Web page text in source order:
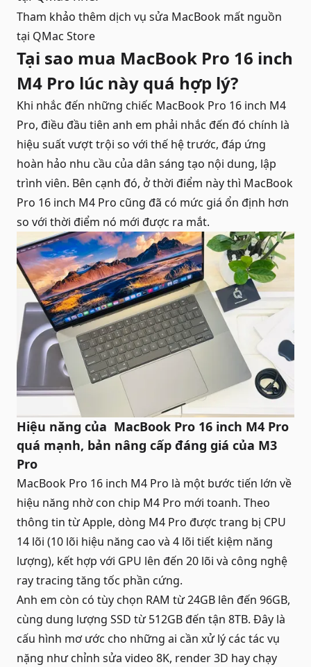
Tham khảo thêm dịch vụ sửa MacBook mất nguồn
tại QMac Store
Tại sao mua MacBook Pro 16 inch
M4 Pro lúc này quá hợp lý?
Khi nhắc đến những chiếc MacBook Pro 16 inch M4
Pro, điều đầu tiên anh em phải nhắc đến đó chính là
hiệu suất vượt trội so với thế hệ trước, đáp ứng
hoàn hảo nhu cầu của dân sáng tạo nội dung, lập
trình viên. Bên cạnh đó, ở thời điểm này thì MacBook
Pro 16 inch M4 Pro cũng đã có mức giá ổn định hơn
so với thời điểm nó mới được ra mắt.
Hiệu năng của MacBook Pro 16 inch M4 Pro
quá mạnh, bản nâng cấp đáng giá của M3
Pro
MacBook Pro 16 inch M4 Pro là một bước tiến lớn về
hiệu năng nhờ con chip M4 Pro mới toanh. Theo
thông tin từ Apple, dòng M4 Pro được trang bị CPU
14 lõi (10 lõi hiệu năng cao và 4 lõi tiết kiệm năng
lượng), kết hợp với GPU lên đến 20 lõi và công nghệ
ray tracing tăng tốc phần cứng.
Anh em còn có tùy chọn RAM từ 24GB lên đến 96GB,
cùng dung lượng SSD từ 512GB đến tận 8TB. Đây là
cấu hình mơ ước cho những ai cần xử lý các tác vụ
nặng như chỉnh sửa video 8K, render 3D hay chạy